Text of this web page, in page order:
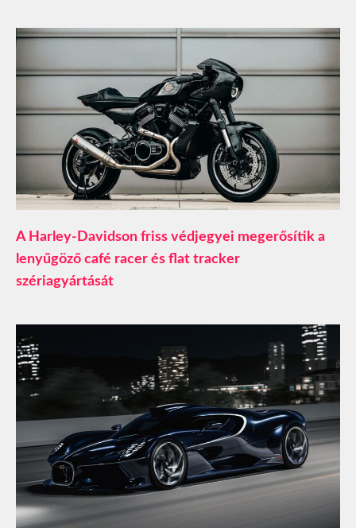
A Harley-Davidson friss védjegyei megerősítik a
lenyűgöző café racer és flat tracker
szériagyártását